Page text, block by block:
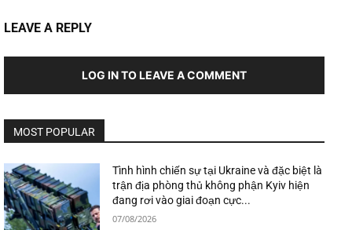
LEAVE A REPLY
LOG IN TO LEAVE A COMMENT
MOST POPULAR
Tình hình chiến sự tại Ukraine và đặc biệt là
trận địa phòng thủ không phận Kyiv hiện
đang rơi vào giai đoạn cực...
07/08/2026